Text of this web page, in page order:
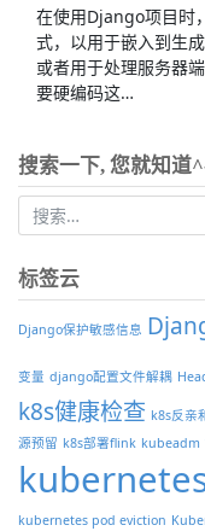
在使用Django项目时
式，以用于嵌入到生
或者用于处理服务器
要硬编码这…
搜索一下, 您就知道
标签云
Django保护敏感信息
变量 django配置文件解耦
k8s健康检查 k8s反亲
源预留 k8s部署flink kubeadm
kubernetes pod eviction